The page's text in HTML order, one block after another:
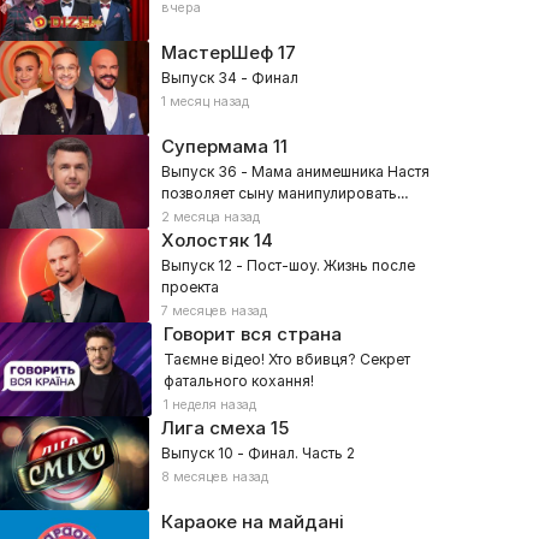
вчера
МастерШеф17
Выпуск 34 - Финал
1 месяц назад
Супермама 11
Выпуск 36 - Мама анимешника Настя
позволяет сыну манипулировать
собой?
2 месяца назад
Холостяк14
Выпуск 12 - Пост-шоу. Жизнь после
проекта
7 месяцев назад
Говорит вся страна
Таємне відео! Хто вбивця? Секрет
фатального кохання!
1 неделя назад
Лига смеха 15
Выпуск 10 - Финал. Часть 2
8 месяцев назад
Караоке на майдані